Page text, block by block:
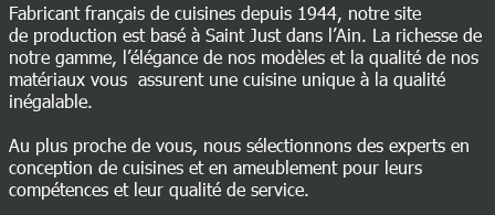
Fabricant français de cuisines depuis 1944, notre site
de production est basé à Saint Just dans l’Ain. La richesse de
notre gamme, l’élégance de nos modèles et la qualité de nos
matériaux vous assurent une cuisine unique à la qualité
inégalable.
Au plus proche de vous, nous sélectionnons des experts en
conception de cuisines et en ameublement pour leurs
compétences et leur qualité de service.